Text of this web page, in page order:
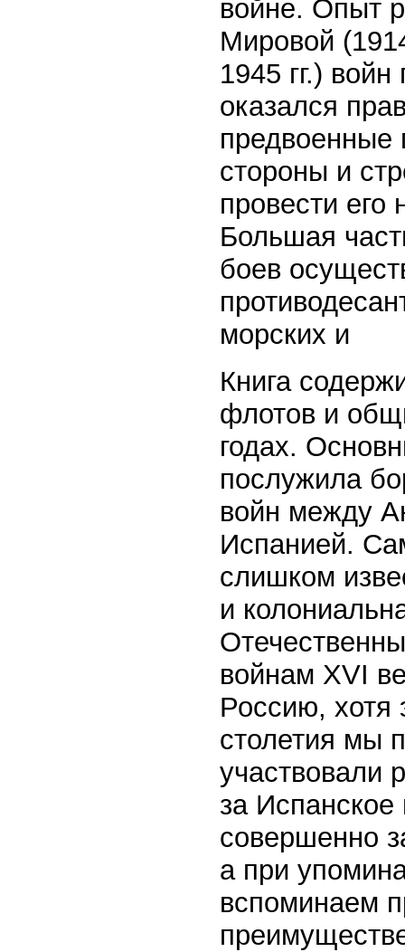
войне. Опыт
Мировой
1945 гг.)
оказался
предвоенные
стороны и
провести его
Большая
боев
морских и
Книга
флотов и
годах.
послужила
войн между
Испанией.
слишком
и
войнам XVI
Россию, хотя
столетия мы
участвовали
за Испанское
совершенно
а при
вспоминаем